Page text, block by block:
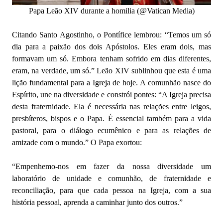
Papa Leão XIV durante a homilia (@Vatican Media)
Citando Santo Agostinho, o Pontífice lembrou: “Temos um só
dia para a paixão dos dois Apóstolos. Eles eram dois, mas
formavam um só. Embora tenham sofrido em dias diferentes,
eram, na verdade, um só.” Leão XIV sublinhou que esta é uma
lição fundamental para a Igreja de hoje. A comunhão nasce do
Espírito, une na diversidade e constrói pontes: “A Igreja precisa
desta fraternidade. Ela é necessária nas relações entre leigos,
presbíteros, bispos e o Papa. É essencial também para a vida
pastoral, para o diálogo ecumênico e para as relações de
amizade com o mundo.” O Papa exortou:
“Empenhemo-nos em fazer da nossa diversidade um
laboratório de unidade e comunhão, de fraternidade e
reconciliação, para que cada pessoa na Igreja, com a sua
história pessoal, aprenda a caminhar junto dos outros.”